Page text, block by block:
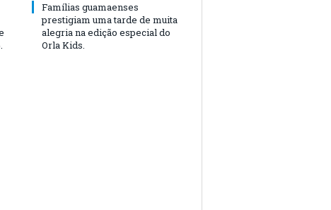
Famílias guamaenses
prestigiam uma tarde de muita
alegria na edição especial do
Orla Kids.